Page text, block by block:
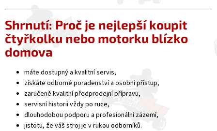
Shrnutí: Proč je nejlepší koupit
čtyřkolku nebo motorku blízko
domova
máte dostupný a kvalitní servis,
získáte odborné poradenství a osobní přístup,
zaručeně kvalitní předprodejní přípravu,
servisní historii vždy po ruce,
dlouhodobou podporu a profesionální zázemí,
jistotu, že váš stroj je v rukou odborníků.